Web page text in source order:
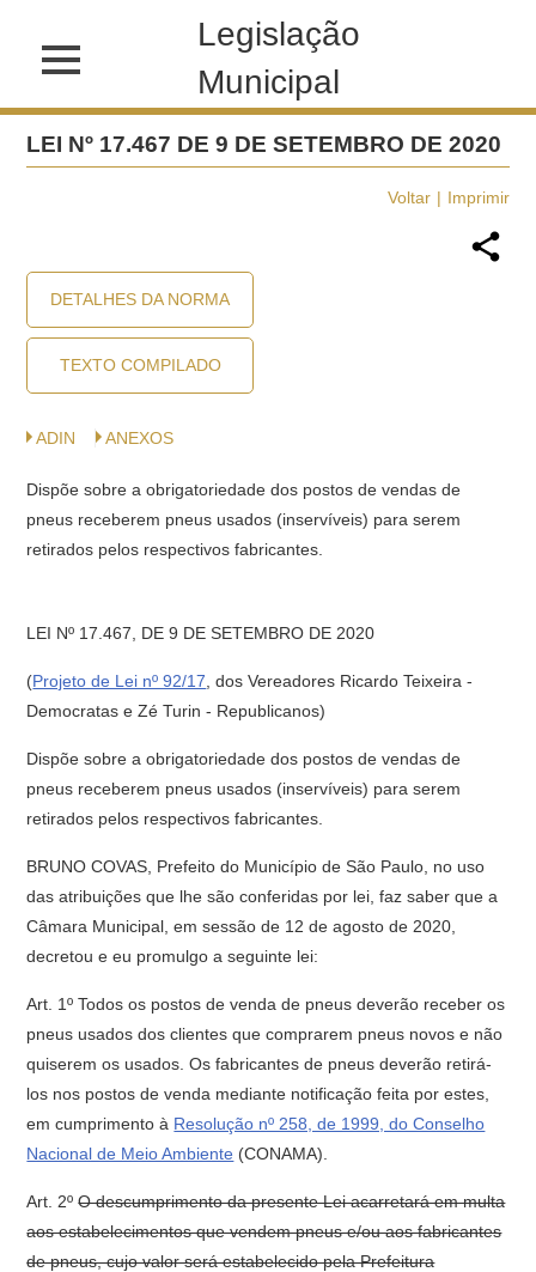
Legislação
Municipal
LEI Nº 17.467 DE 9 DE SETEMBRO DE 2020
Voltar Imprimir
DETALHES DA NORMA
TEXTO COMPILADO
ADIN ANEXOS
Dispõe sobre a obrigatoriedade dos postos de vendas de
pneus receberem pneus usados (inservíveis) para serem
retirados pelos respectivos fabricantes.
LEI Nº 17.467, DE 9 DE SETEMBRO DE 2020
(Projeto de Lei nº 92/17 , dos Vereadores Ricardo Teixeira -
Democratas e Zé Turin - Republicanos)
Dispõe sobre a obrigatoriedade dos postos de vendas de
pneus receberem pneus usados (inservíveis) para serem
retirados pelos respectivos fabricantes.
BRUNO COVAS, Prefeito do Município de São Paulo, no uso
das atribuições que lhe são conferidas por lei, faz saber que a
Câmara Municipal, em sessão de 12 de agosto de 2020,
decretou e eu promulgo a seguinte lei:
Art. 1º Todos os postos de venda de pneus deverão receber os
pneus usados dos clientes que comprarem pneus novos e não
quiserem os usados. Os fabricantes de pneus deverão retirá-
los nos postos de venda mediante notificação feita por estes,
em cumprimento à Resolução nº 258, de 1999, do Conselho
Nacional de Meio Ambiente (CONAMA).
Art. 2ºO descumprimento da presente Lei acarretará em multa
aos estabelecimentos que vendem pneus e/ou aos fabricantes
de pneus, cujo valor será estabelecido pela Prefeitura